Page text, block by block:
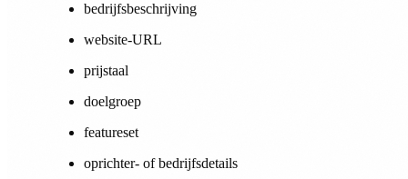
bedrijfsbeschrijving
website-URL
prijstaal
doelgroep
featureset
oprichter- of bedrijfsdetails